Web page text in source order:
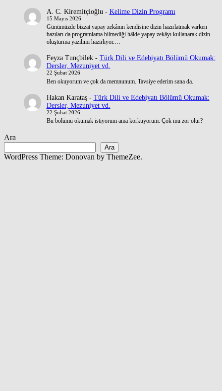
A. C. Kiremitçioğlu - Kelime Dizin Programı
15 Mayıs 2026
Günümüzde bizzat yapay zekânın kendisine dizin hazırlatmak varken
bazıları da programlama bilmediği hâlde yapay zekâyı kullanarak dizin
oluşturma yazılımı hazırlıyor.…
Feyza Tunçbilek- Türk Dili ve Edebiyatı Bölümü Okumak:
Dersler, Mezuniyet vd.
22 Şubat 2026
Ben okuyorum ve çok da memnunum. Tavsiye ederim sana da.
Hakan Karataş- Türk Dili ve Edebiyatı Bölümü Okumak:
Dersler, Mezuniyet vd.
22 Şubat 2026
Bu bölümü okumak istiyorum ama korkuyorum. Çok mu zor olur?
Ara
Ara
WordPress Theme: Donovan by ThemeZee.